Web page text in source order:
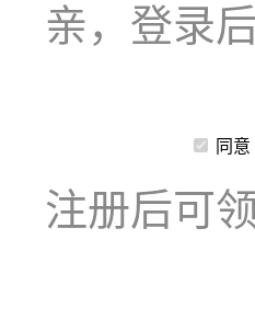
亲，登录
同意
注册后可